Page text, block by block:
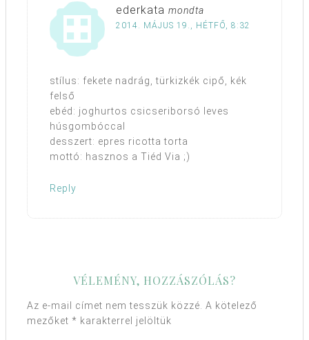
ederkata mondta
2014. MÁJUS 19., HÉTFŐ, 8:32
stílus: fekete nadrág, türkizkék cipő, kék
felső
ebéd: joghurtos csicseriborsó leves
húsgombóccal
desszert: epres ricotta torta
mottó: hasznos a Tiéd Via ;)
Reply
VÉLEMÉNY, HOZZÁSZÓLÁS?
Az e-mail címet nem tesszük közzé. A kötelező
mezőket * karakterrel jelöltük